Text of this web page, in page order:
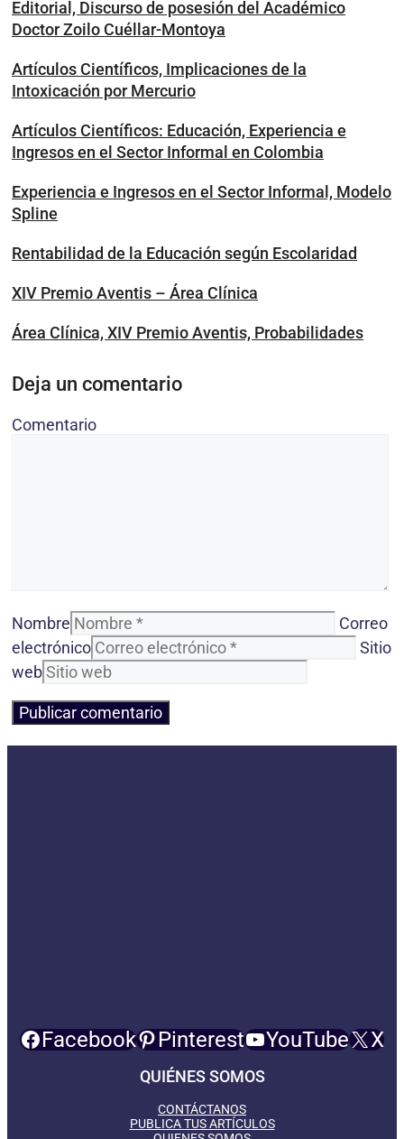
Editorial, Discurso de posesión del Académico
Doctor Zoilo Cuéllar-Montoya
Artículos Científicos, Implicaciones de la
Intoxicación por Mercurio
Artículos Científicos: Educación, Experiencia e
Ingresos en el Sector Informal en Colombia
Experiencia e Ingresos en el Sector Informal, Modelo
Spline
Rentabilidad de la Educación según Escolaridad
XIV Premio Aventis – Área Clínica
Área Clínica, XIV Premio Aventis, Probabilidades
Deja un comentario
Comentario
Nombre
Correo
electrónico
Sitio
web
Facebook Pinterest YouTube X
QUIÉNES SOMOS
CONTÁCTANOS
PUBLICA TUS ARTÍCULOS